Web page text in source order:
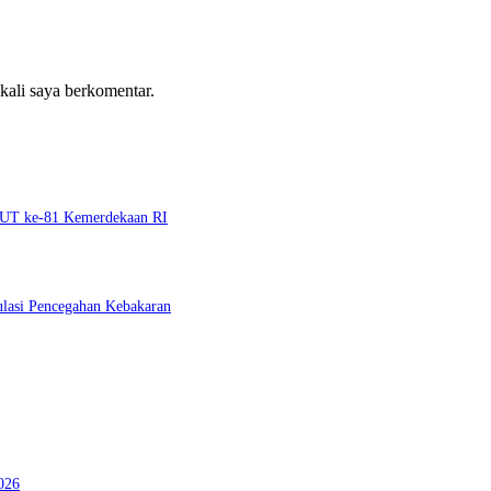
saya berkomentar.
ke-81 Kemerdekaan RI
Pencegahan Kebakaran